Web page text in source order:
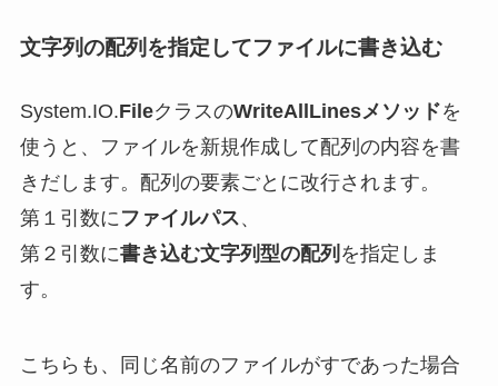
文字列の配列を指定してファイルに書き込む
System.IO.FileクラスのWriteAllLinesメソッドを
使うと、ファイルを新規作成して配列の内容を書
きだします。配列の要素ごとに改行されます。
第１引数に ファイルパス、
第２引数に書き込む文字列型の配列 を指定しま
す。
こちらも、同じ名前のファイルがすであった場合